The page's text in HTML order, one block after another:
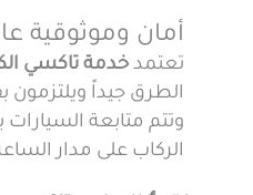
أمان وموثوقية
تعتمد خدمة تاكسي
الطرق جيداً ويلتزمون
الركاب على مدار